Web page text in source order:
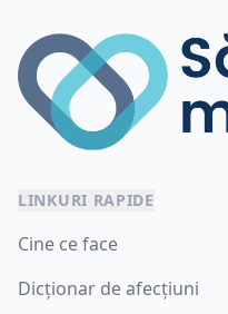
LINKURI RAPIDE
Cine ce face
Dicționar de afecțiuni